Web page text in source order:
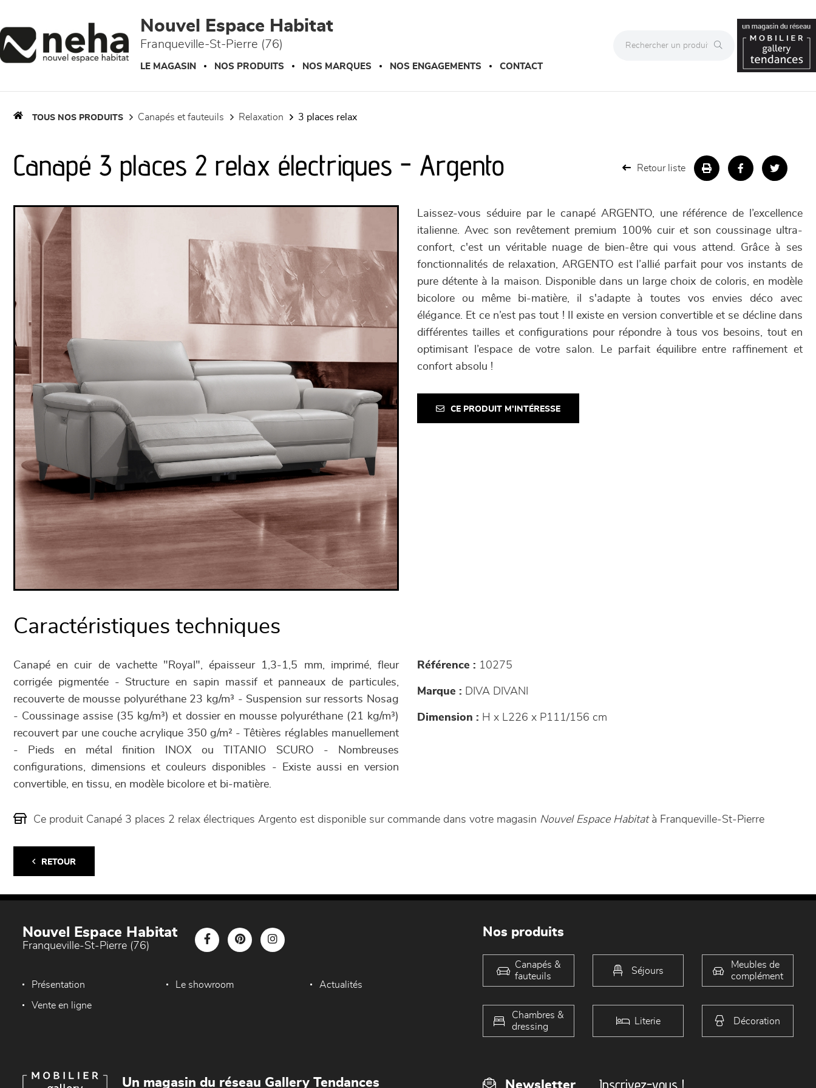
Nouvel Espace Habitat
Franqueville-St-Pierre (76)
LE MAGASIN NOS PRODUITS NOS MARQUES NOS ENGAGEMENTS CONTACT
TOUS NOS PRODUITS canapés et fauteuils relaxation 3 places relax
Canapé 3 places 2 relax électriques - Argento Retour liste
Laissez-vous séduire par le canapé ARGENTO, une référence de l’excellence
italienne. Avec son revêtement premium 100% cuir et son coussinage ultra-
confort, c'est un véritable nuage de bien-être qui vous attend. Grâce à ses
fonctionnalités de relaxation, ARGENTO est l’allié parfait pour vos instants de
pure détente à la maison. Disponible dans un large choix de coloris, en modèle
bicolore ou même bi-matière, il s'adapte à toutes vos envies déco avec
élégance. Et ce n’est pas tout ! Il existe en version convertible et se décline dans
différentes tailles et configurations pour répondre à tous vos besoins, tout en
optimisant l’espace de votre salon. Le parfait équilibre entre raffinement et
confort absolu !
CE PRODUIT M'INTÉRESSE
Caractéristiques techniques
Canapé en cuir de vachette "Royal", épaisseur 1,3-1,5 mm, imprimé, fleur
corrigée pigmentée - Structure en sapin massif et panneaux de particules,
recouverte de mousse polyuréthane 23 kg/m³ - Suspension sur ressorts Nosag
- Coussinage assise (35 kg/m³) et dossier en mousse polyuréthane (21 kg/m³)
recouvert par une couche acrylique 350 g/m² - Têtières réglables manuellement
- Pieds en métal finition INOX ou TITANIO SCURO - Nombreuses
configurations, dimensions et couleurs disponibles - Existe aussi en version
convertible, en tissu, en modèle bicolore et bi-matière.
Référence : 10275
Marque : DIVA DIVANI
Dimension : H x L226 x P111/156 cm
Ce produit Canapé 3 places 2 relax électriques Argento est disponible sur commande dans votre magasin Nouvel Espace Habitatà Franqueville-St-Pierre
RETOUR
Nouvel Espace Habitat
Franqueville-St-Pierre (76)
Présentation Le showroom Actualités
Vente en ligne
Nos produits
Canapés &
fauteuils
Séjours
Meubles de
complément
Chambres &
dressing
Literie Décoration
Newsletter
Un magasin du réseau Gallery Tendances